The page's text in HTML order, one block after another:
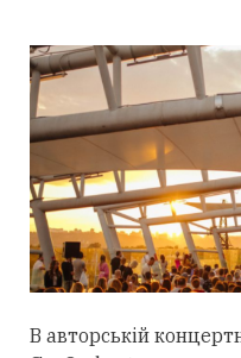
В авторській